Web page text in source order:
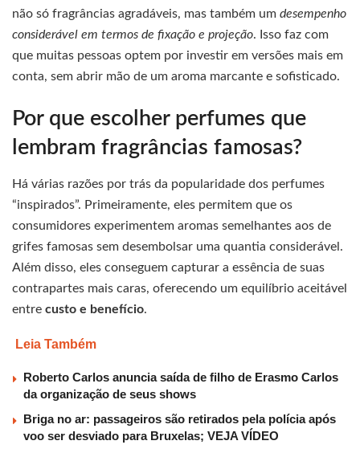
não só fragrâncias agradáveis, mas também um desempenho
considerável em termos de fixação e projeção. Isso faz com
que muitas pessoas optem por investir em versões mais em
conta, sem abrir mão de um aroma marcante e sofisticado.
Por que escolher perfumes que
lembram fragrâncias famosas?
Há várias razões por trás da popularidade dos perfumes
“inspirados”. Primeiramente, eles permitem que os
consumidores experimentem aromas semelhantes aos de
grifes famosas sem desembolsar uma quantia considerável.
Além disso, eles conseguem capturar a essência de suas
contrapartes mais caras, oferecendo um equilíbrio aceitável
entre custo e benefício.
Leia Também
Roberto Carlos anuncia saída de filho de Erasmo Carlos
da organização de seus shows
Briga no ar: passageiros são retirados pela polícia após
voo ser desviado para Bruxelas; VEJA VÍDEO